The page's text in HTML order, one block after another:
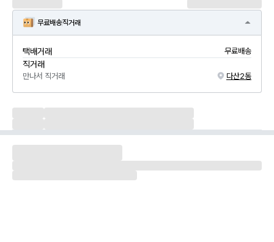
무료배송직거래
택배거래 무료배송
직거래
만나서 직거래 다산2동